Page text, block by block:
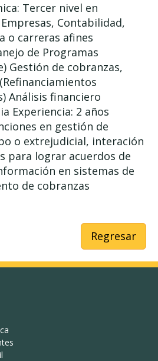
Tercer nivel en
Contabilidad,
o carreras afines
de Programas
Gestión de cobranzas,
Análisis financiero
Experiencia: 2 años
en gestión de
o extrejudicial, interación
para lograr acuerdos de
en sistemas de
de cobranzas
Regresar